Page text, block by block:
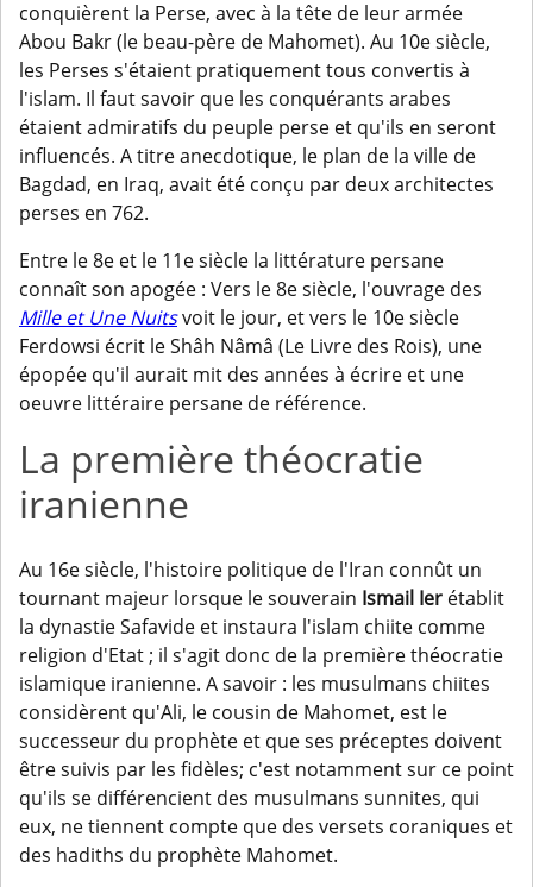
conquièrent la Perse, avec à la tête de leur armée
Abou Bakr (le beau-père de Mahomet). Au 10e siècle,
les Perses s'étaient pratiquement tous convertis à
l'islam. Il faut savoir que les conquérants arabes
étaient admiratifs du peuple perse et qu'ils en seront
influencés. A titre anecdotique, le plan de la ville de
Bagdad, en Iraq, avait été conçu par deux architectes
perses en 762.
Entre le 8e et le 11e siècle la littérature persane
connaît son apogée : Vers le 8e siècle, l'ouvrage des
Mille et Une Nuitsvoit le jour, et vers le 10e siècle
Ferdowsi écrit le Shâh Nâmâ (Le Livre des Rois), une
épopée qu'il aurait mit des années à écrire et une
oeuvre littéraire persane de référence.
La première théocratie
iranienne
Au 16e siècle, l'histoire politique de l'Iran connût un
tournant majeur lorsque le souverain Ismail Ier établit
la dynastie Safavide et instaura l'islam chiite comme
religion d'Etat ; il s'agit donc de la première théocratie
islamique iranienne. A savoir : les musulmans chiites
considèrent qu'Ali, le cousin de Mahomet, est le
successeur du prophète et que ses préceptes doivent
être suivis par les fidèles; c'est notamment sur ce point
qu'ils se différencient des musulmans sunnites, qui
eux, ne tiennent compte que des versets coraniques et
des hadiths du prophète Mahomet.